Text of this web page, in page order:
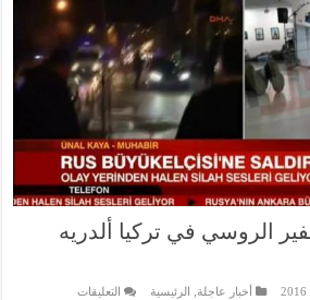
الروسي في تركيا ألدريه
أخبار عاجلة الرئيسية التعليقاتعلى